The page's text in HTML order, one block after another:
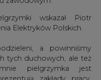
wskazał Piotr
Elektryków Polskich.
a powinniśmy
tych duchowych, ale też
pielgrzymka jest
zakłady pracy,